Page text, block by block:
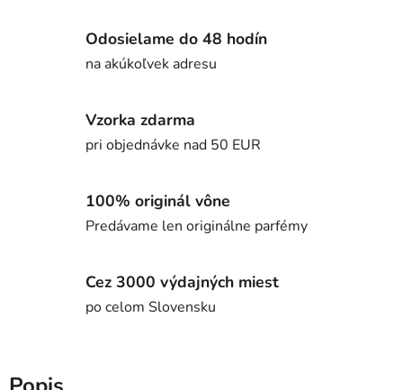
Odosielame do 48 hodín
na akúkoľvek adresu
Vzorka zdarma
pri objednávke nad 50 EUR
100% originál vône
Predávame len originálne parfémy
Cez 3000 výdajných miest
po celom Slovensku